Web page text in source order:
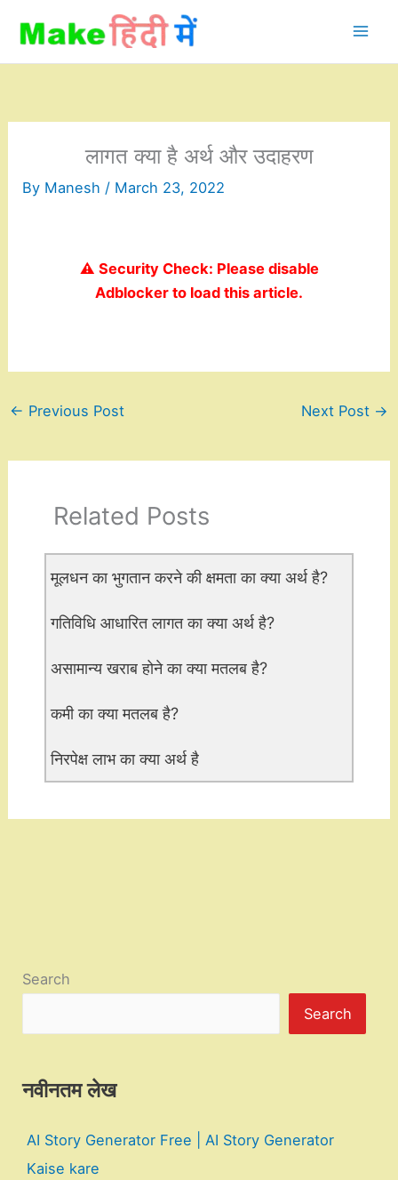
content
लागत क्या है अर्थ और उदाहरण
By Manesh / March 23, 2022
⚠️ Security Check: Please disable
Adblocker to load this article.
← Previous Post Next Post →
Related Posts
मूलधन का भुगतान करने की क्षमता का क्या अर्थ है?
गतिविधि आधारित लागत का क्या अर्थ है?
असामान्य खराब होने का क्या मतलब है?
कमी का क्या मतलब है?
निरपेक्ष लाभ का क्या अर्थ है
Search
Search
नवीनतम लेख
AI Story Generator Free | AI Story Generator
Kaise kare